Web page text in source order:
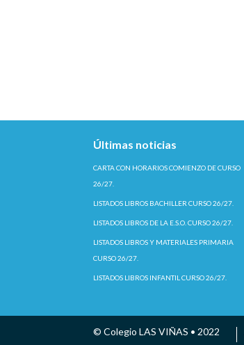
Últimas noticias
CARTA CON HORARIOS COMIENZO DE CURSO
26/27.
LISTADOS LIBROS BACHILLER CURSO 26/27.
LISTADOS LIBROS DE LA E.S.O. CURSO 26/27.
LISTADOS LIBROS Y MATERIALES PRIMARIA
CURSO 26/27.
LISTADOS LIBROS INFANTIL CURSO 26/27.
© Colegio LAS VIÑAS • 2022